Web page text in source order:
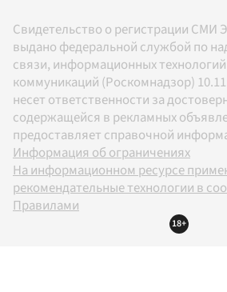
Свидетельство о регистрации СМИ
выдано федеральной службой по
связи, информационных
коммуникаций (Роскомнадзор)
несет ответственности за
содержащейся в рекламных
предоставляет справочной
Информация об ограничениях
На информационном ресурсе
рекомендательные технологии в
Правилами
18+